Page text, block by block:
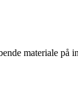
materiale